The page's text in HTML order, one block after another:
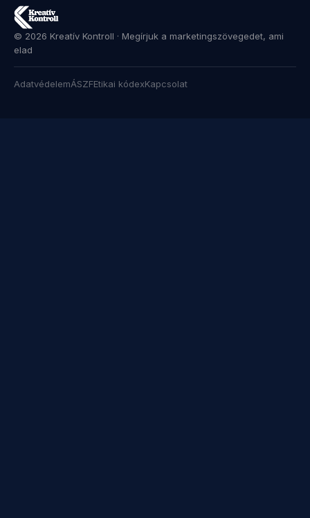
© 2026 Kreatív Kontroll · Megírjuk a marketingszövegedet, ami
elad
AdatvédelemÁSZFEtikai kódexKapcsolat